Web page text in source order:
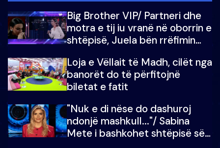
Big Brother VIP/ Partneri dhe
motra e tij iu vranë në oborrin e
shtëpisë, Juela bën rrëfimin
do të martoheshim, por zemra
mu copëtua
Loja e Vëllait të Madh, cilët nga
banorët do të përfitojnë
biletat e fatit
"Nuk e di nëse do dashuroj
ndonjë mashkull..."/ Sabina
Mete i bashkohet shtëpisë së